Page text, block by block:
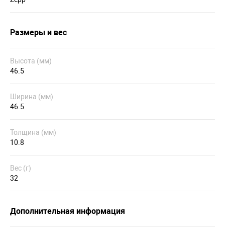
Размеры и вес
Высота (мм)
46.5
Ширина (мм)
46.5
Толщина (мм)
10.8
Вес (г)
32
Дополнительная информация